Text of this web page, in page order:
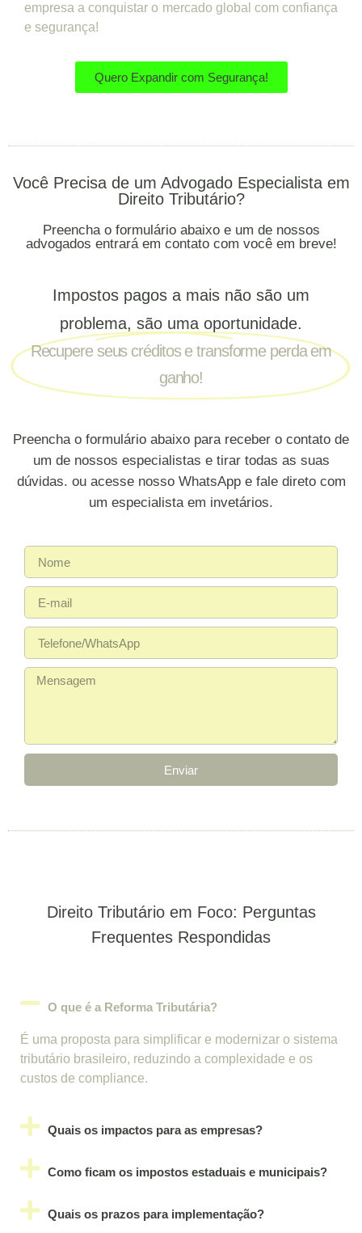
empresa a conquistar o mercado global com confiança
e segurança!
Quero Expandir com Segurança!
Você Precisa de um Advogado Especialista em
Direito Tributário?
Preencha o formulário abaixo e um de nossos
advogados entrará em contato com você em breve!
Impostos pagos a mais não são um
problema, são uma oportunidade.
Recupere seus créditos e transforme perda em
ganho!
Preencha o formulário abaixo para receber o contato de
um de nossos especialistas e tirar todas as suas
dúvidas. ou acesse nosso WhatsApp e fale direto com
um especialista em invetários.
Enviar
Direito Tributário em Foco: Perguntas
Frequentes Respondidas
O que é a Reforma Tributária?
É uma proposta para simplificar e modernizar o sistema
tributário brasileiro, reduzindo a complexidade e os
custos de compliance.
Quais os impactos para as empresas?
Como ficam os impostos estaduais e municipais?
Quais os prazos para implementação?